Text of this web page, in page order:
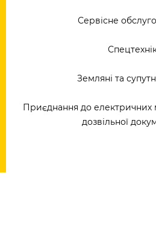
Сервісне
Земляні та
Приєднання до
дозвільної